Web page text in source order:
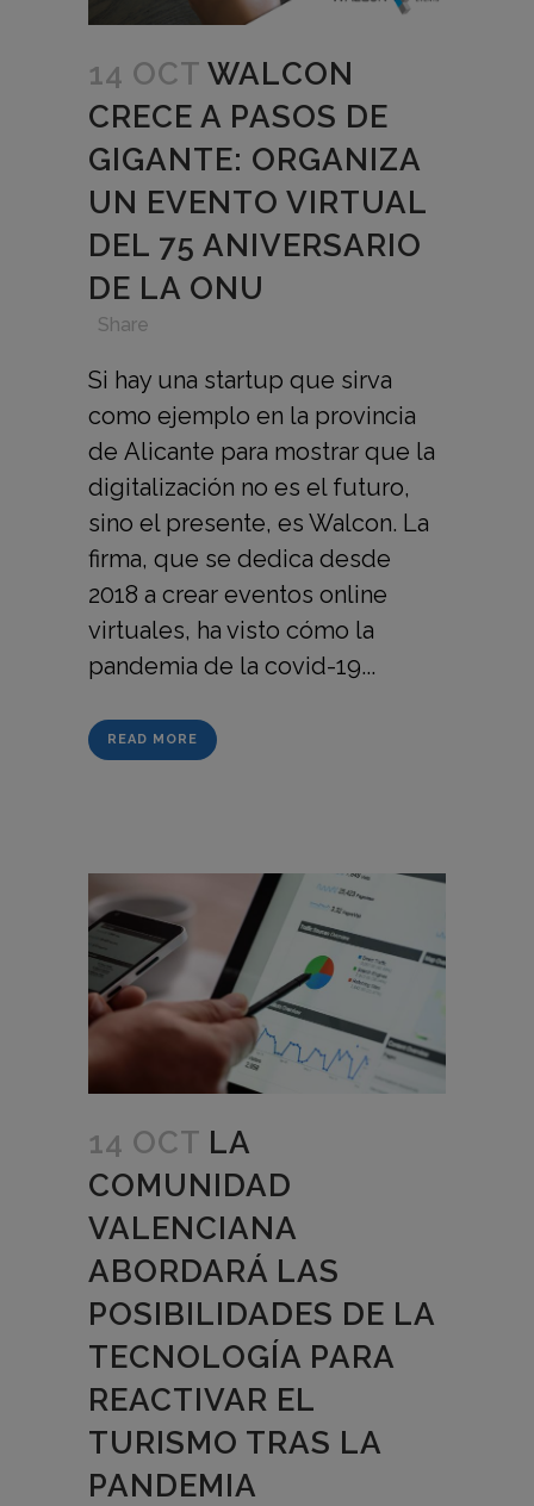
14 OCT WALCON
CRECE A PASOS DE
GIGANTE: ORGANIZA
UN EVENTO VIRTUAL
DEL 75 ANIVERSARIO
DE LA ONU
Share
Si hay una startup que sirva
como ejemplo en la provincia
de Alicante para mostrar que la
digitalización no es el futuro,
sino el presente, es Walcon. La
firma, que se dedica desde
2018 a crear eventos online
virtuales, ha visto cómo la
pandemia de la covid-19...
READ MORE
14 OCT LA
COMUNIDAD
VALENCIANA
ABORDARÁ LAS
POSIBILIDADES DE LA
TECNOLOGÍA PARA
REACTIVAR EL
TURISMO TRAS LA
PANDEMIA